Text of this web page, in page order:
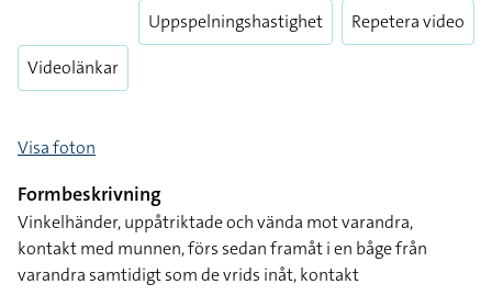
Videolänkar
Uppspelningshastighet Repetera video
Visa foton
Formbeskrivning
Vinkelhänder, uppåtriktade och vända mot varandra,
kontakt med munnen, förs sedan framåt i en båge från
varandra samtidigt som de vrids inåt, kontakt